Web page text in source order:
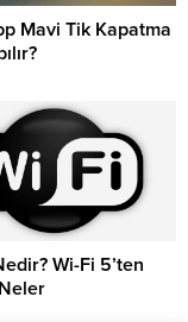
Mavi Tik Kapatma
Wi-Fi 5’ten